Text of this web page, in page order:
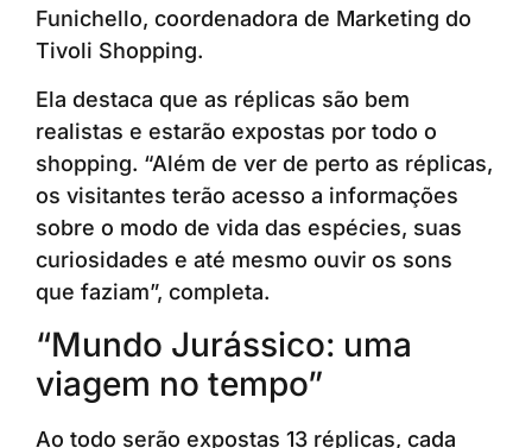
Funichello, coordenadora de Marketing do
Tivoli Shopping.
Ela destaca que as réplicas são bem
realistas e estarão expostas por todo o
shopping. “Além de ver de perto as réplicas,
os visitantes terão acesso a informações
sobre o modo de vida das espécies, suas
curiosidades e até mesmo ouvir os sons
que faziam”, completa.
“Mundo Jurássico: uma
viagem no tempo”
Ao todo serão expostas 13 réplicas, cada